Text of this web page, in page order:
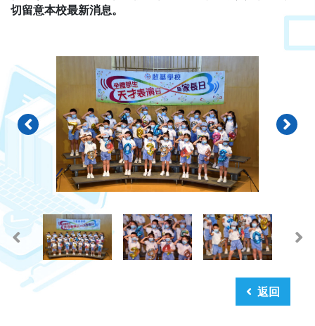
切留意本校最新消息。
返回